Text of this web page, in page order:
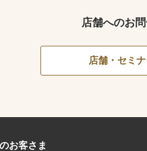
店舗へのお
店舗・セミ
お客さま